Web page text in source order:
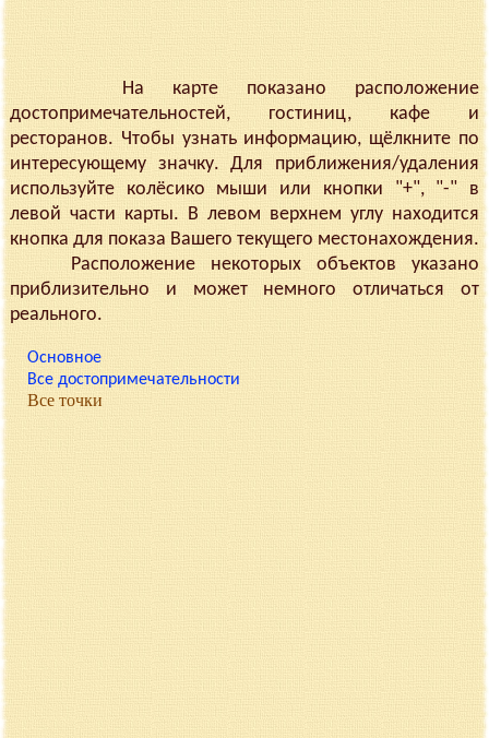
На карте показано расположение
достопримечательностей, гостиниц, кафе и
ресторанов. Чтобы узнать информацию, щёлкните по
интересующему значку. Для приближения/удаления
используйте колёсико мыши или кнопки "+", "-" в
левой части карты. В левом верхнем углу находится
кнопка для показа Вашего текущего местонахождения.
Расположение некоторых объектов указано
приблизительно и может немного отличаться от
реального.
Основное
Все достопримечательности
Все точки